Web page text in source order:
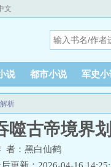
文
说 都市小说 军史小
析
噬古帝境界
者：黑白仙鹤